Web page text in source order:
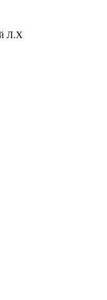
Л.Х